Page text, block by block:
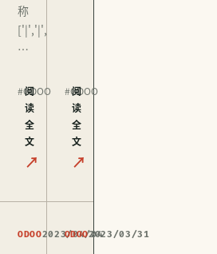
称
['|','|',
…
#ODOO
阅
读
全
文
↗
#ODOO
阅
读
全
文
↗
ODOO2023/04/04
ODOO2023/03/31